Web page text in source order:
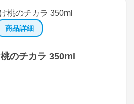
商品詳細
のチカラ 350ml